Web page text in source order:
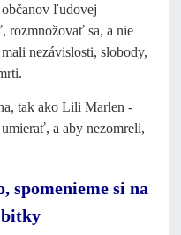
ľudovej
rozmnožovať sa, a nie
nezávislosti, slobody,
tak ako Lili Marlen -
a aby nezomreli,
spomenieme si na